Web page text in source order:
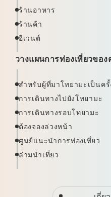
ร้านอาหาร
ร้านค้า
อีเวนต์
วางแผนการท่องเที่ยวขอ
สำหรับผู้ที่มาโทยามะเป็นค
การเดินทางไปยังโทยามะ
การเดินทางรอบโทยามะ
ต้องจองล่วงหน้า
ศูนย์แนะนำการท่องเที่ยว
ล่ามนำเที่ยว